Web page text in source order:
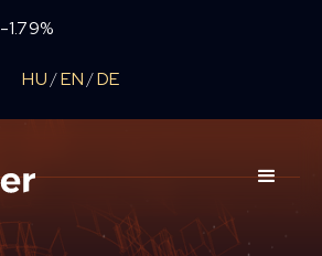
-1.79%
HU /EN /DE